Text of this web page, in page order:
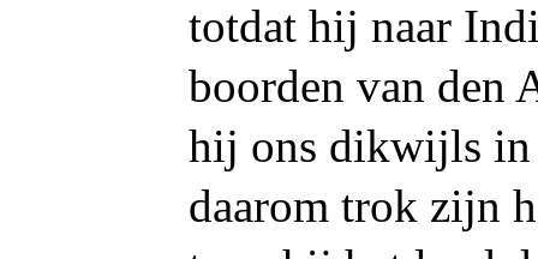
totdat hij naar
boorden van den
hij ons dikwijls in
daarom trok zijn